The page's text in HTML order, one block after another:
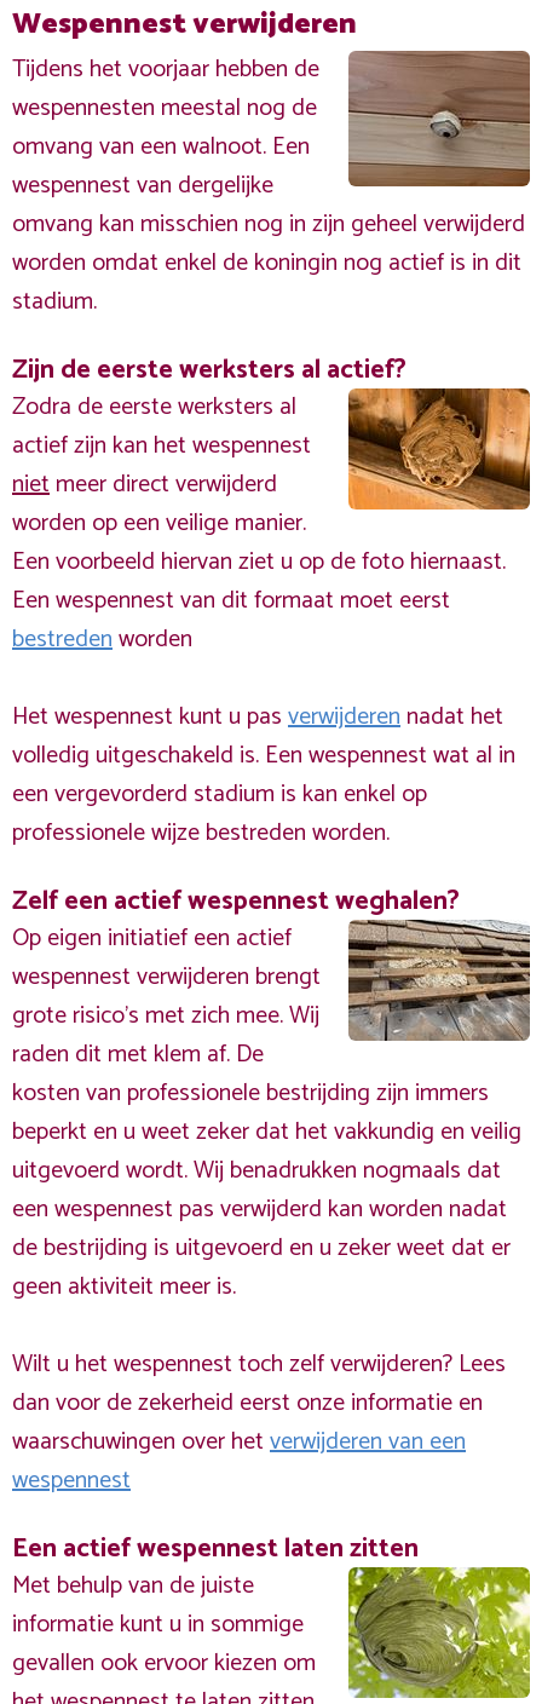
Wespennest verwijderen
Tijdens het voorjaar hebben de
wespennesten meestal nog de
omvang van een walnoot. Een
wespennest van dergelijke
omvang kan misschien nog in zijn geheel verwijderd
worden omdat enkel de koningin nog actief is in dit
stadium.
Zijn de eerste werksters al actief?
Zodra de eerste werksters al
actief zijn kan het wespennest
nietmeer direct verwijderd
worden op een veilige manier.
Een voorbeeld hiervan ziet u op de foto hiernaast.
Een wespennest van dit formaat moet eerst
bestredenworden
Het wespennest kunt u pasverwijderennadat het
volledig uitgeschakeld is. Een wespennest wat al in
een vergevorderd stadium is kan enkel op
professionele wijze bestreden worden.
Zelf een actief wespennest weghalen?
Op eigen initiatief een actief
wespennest verwijderen brengt
grote risico’s met zich mee. Wij
raden dit met klem af. De
kosten van professionele bestrijding zijn immers
beperkt en u weet zeker dat het vakkundig en veilig
uitgevoerd wordt. Wij benadrukken nogmaals dat
een wespennest pas verwijderd kan worden nadat
de bestrijding is uitgevoerd en u zeker weet dat er
geen aktiviteit meer is.
Wilt u het wespennest toch zelf verwijderen? Lees
dan voor de zekerheid eerst onze informatie en
waarschuwingen over hetverwijderen van een
wespennest
Een actief wespennest laten zitten
Met behulp van de juiste
informatie kunt u in sommige
gevallen ook ervoor kiezen om